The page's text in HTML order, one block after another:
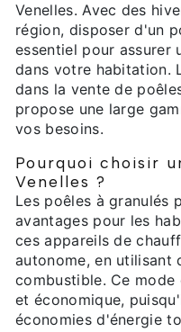
Venelles. Avec des
région, disposer d'un
essentiel pour assurer
dans votre habitation.
dans la vente de
propose une large
vos besoins.
Pourquoi choisir
Venelles ?
Les poêles à granulés
avantages pour les
ces appareils de
autonome, en utilisant
combustible. Ce
et économique,
économies d'énergie